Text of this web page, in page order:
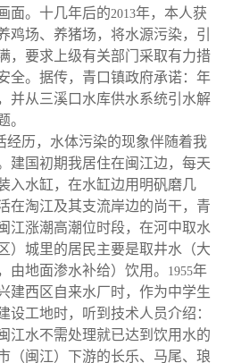
面。十几年后的2013年，本人获
鸡场、养猪场，将水源污染，引
，要求上级有关部门采取有力措
全。据传，青口镇政府承诺：年
并从三溪口水库供水系统引水解
。
经历，水体污染的现象伴随着我
建国初期我居住在闽江边，每天
入水缸，在水缸边用明矾磨几
在淘江及其支流岸边的尚干，青
江涨潮高潮位时段，在河中取水
）城里的居民主要是取井水（大
由地面渗水补给）饮用。
1955年
建西区自来水厂时，作为中学生
设工地时，听到技术人员介绍：
江水不需处理就已达到饮用水的
（闽江）下游的长乐、马尾、琅